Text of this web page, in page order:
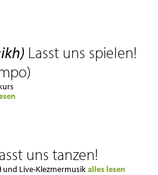
Lasst uns spielen!
uns tanzen!
und Live-Klezmermusikalles lesen